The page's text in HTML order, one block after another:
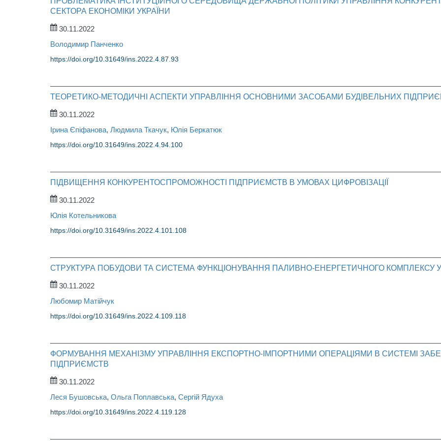
СЕКТОРА ЕКОНОМІКИ УКРАЇНИ
30.11.2022
Володимир Панченко
https://doi.org/10.31649/ins.2022.4.87.93
ТЕОРЕТИКО-МЕТОДИЧНІ АСПЕКТИ УПРАВЛІННЯ ОСНОВНИМИ ЗАСОБАМИ БУДІВЕЛЬНИХ
30.11.2022
Ірина Єпіфанова, Людмила Ткачук, Юлія Беркатюк
https://doi.org/10.31649/ins.2022.4.94.100
ПІДВИЩЕННЯ КОНКУРЕНТОСПРОМОЖНОСТІ ПІДПРИЄМСТВ В УМОВАХ ЦИФРОВІЗАЦІЇ
30.11.2022
Юлія Котельникова
https://doi.org/10.31649/ins.2022.4.101.108
СТРУКТУРА ПОБУДОВИ ТА СИСТЕМА ФУНКЦІОНУВАННЯ ПАЛИВНО-ЕНЕРГЕТИЧНОГО КОМПЛЕКСУ
30.11.2022
Любомир Матійчук
https://doi.org/10.31649/ins.2022.4.109.118
ФОРМУВАННЯ МЕХАНІЗМУ УПРАВЛІННЯ ЕКСПОРТНО-ІМПОРТНИМИ ОПЕРАЦІЯМИ В СИСТЕМІ
ПІДПРИЄМСТВ
30.11.2022
Леся Бушовська, Ольга Поплавська, Сергій Ядуха
https://doi.org/10.31649/ins.2022.4.119.128